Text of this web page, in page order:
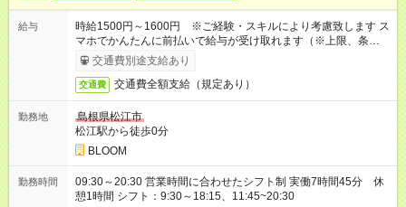
給与
時給1500円～1600円 ※ご経験・スキルにより考慮致します ス
マホでかんたんに前払いで給与が受け取れます（※上限、条件
あり）交通費別途支給あり
交通費 交通費全額支給（規定あり）
勤務地
島根県松江市
松江駅から徒歩0分
BLOOM
勤務時間
09:30～20:30 営業時間に合わせたシフト制 実働7時間45分 休
憩1時間 シフト：9:30～18:15、11:45~20:30